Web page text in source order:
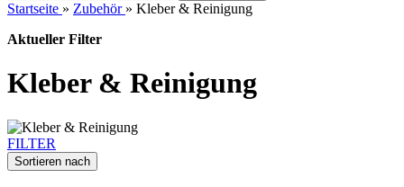
Startseite » Zubehör » Kleber & Reinigung
Aktueller Filter
Kleber & Reinigung
FILTER
Sortieren nach